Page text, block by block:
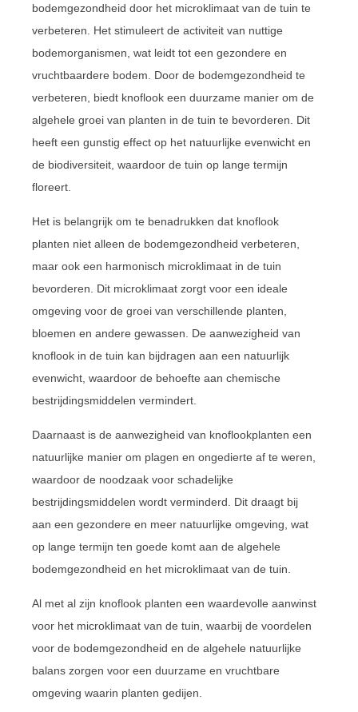
bodemgezondheid door het microklimaat van de tuin te
verbeteren. Het stimuleert de activiteit van nuttige
bodemorganismen, wat leidt tot een gezondere en
vruchtbaardere bodem. Door de bodemgezondheid te
verbeteren, biedt knoflook een duurzame manier om de
algehele groei van planten in de tuin te bevorderen. Dit
heeft een gunstig effect op het natuurlijke evenwicht en
de biodiversiteit, waardoor de tuin op lange termijn
floreert.
Het is belangrijk om te benadrukken dat knoflook
planten niet alleen de bodemgezondheid verbeteren,
maar ook een harmonisch microklimaat in de tuin
bevorderen. Dit microklimaat zorgt voor een ideale
omgeving voor de groei van verschillende planten,
bloemen en andere gewassen. De aanwezigheid van
knoflook in de tuin kan bijdragen aan een natuurlijk
evenwicht, waardoor de behoefte aan chemische
bestrijdingsmiddelen vermindert.
Daarnaast is de aanwezigheid van knoflookplanten een
natuurlijke manier om plagen en ongedierte af te weren,
waardoor de noodzaak voor schadelijke
bestrijdingsmiddelen wordt verminderd. Dit draagt bij
aan een gezondere en meer natuurlijke omgeving, wat
op lange termijn ten goede komt aan de algehele
bodemgezondheid en het microklimaat van de tuin.
Al met al zijn knoflook planten een waardevolle aanwinst
voor het microklimaat van de tuin, waarbij de voordelen
voor de bodemgezondheid en de algehele natuurlijke
balans zorgen voor een duurzame en vruchtbare
omgeving waarin planten gedijen.